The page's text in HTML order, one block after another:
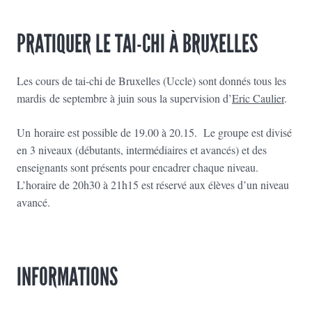
PRATIQUER LE TAI-CHI À BRUXELLES
Les cours de tai-chi de Bruxelles (Uccle) sont donnés tous les
mardis de septembre à juin sous la supervision d’Eric Caulier.
Un horaire est possible de 19.00 à 20.15. Le groupe est divisé
en 3 niveaux (débutants, intermédiaires et avancés) et des
enseignants sont présents pour encadrer chaque niveau.
L’horaire de 20h30 à 21h15 est réservé aux élèves d’un niveau
avancé.
INFORMATIONS